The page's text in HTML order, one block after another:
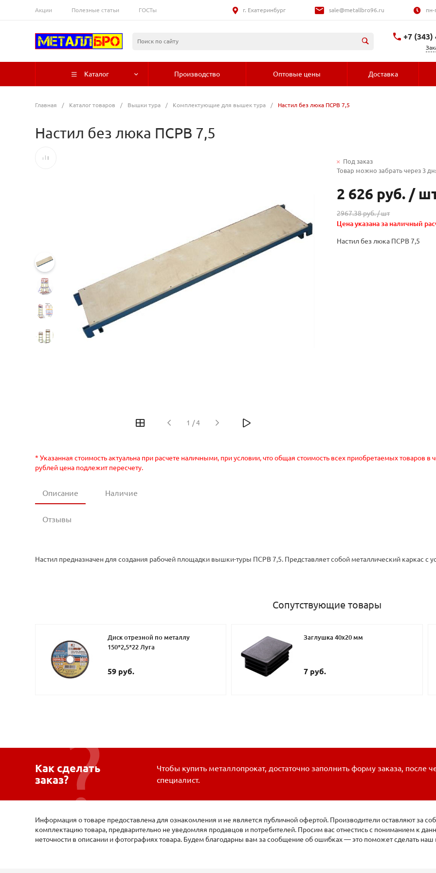
Акции Полезные статьи ГОСТы г. Екатеринбург sale@metallbro96.ru пн-
+7 (343)
Каталог Производство Оптовые цены Доставка
Главная / Каталог товаров / Вышки тура / Комплектующие для вышек тура / Настил без люка ПСРВ 7,5
Настил без люка ПСРВ 7,5
1 / 4
Под заказ
Товар можно забрать через 3
2 626 руб. /
2967.38 руб. /шт
Цена указана за наличный
Настил без люка ПСРВ 7,5
* Указанная стоимость актуальна при расчете наличными, при условии, что общая стоимость всех приобретаемых товаров
рублей цена подлежит пересчету.
Описание Наличие
Отзывы
Настил предназначен для создания рабочей площадки вышки-туры ПСРВ 7,5. Представляет собой металлический каркас с
Сопутствующие товары
Диск отрезной по металлу
150*2,5*22 Луга
59 руб.
Заглушка 40х20 мм
7 руб.
Как сделать
заказ?
Чтобы купить металлопрокат, достаточно заполнить форму заказа, после
специалист.
Информация о товаре предоставлена для ознакомления и не является публичной офертой. Производители оставляют за
комплектацию товара, предварительно не уведомляя продавцов и потребителей. Просим вас отнестись с пониманием к
неточности в описании и фотографиях товара. Будем благодарны вам за сообщение об ошибках — это поможет сделать наш